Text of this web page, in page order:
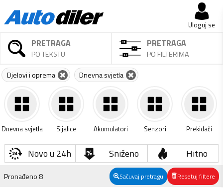
Uloguj se
PRETRAGA
PO TEKSTU
PRETRAGA
PO FILTERIMA
Djelovi i oprema Dnevna svjetla
Dnevna svjetla Sijalice Akumulatori Senzori Prekidači
Novo u 24h Sniženo Hitno
Pronađeno 8 Sačuvaj pretragu Resetuj filtere